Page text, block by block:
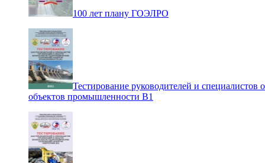
100 лет плану ГОЭЛРО
Тестирование руководителей и специалистов
объектов промышленности В1